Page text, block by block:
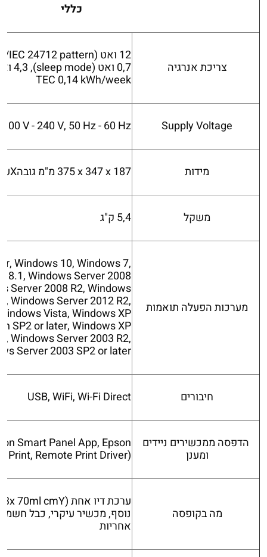
כללי
צריכת אנרגיה
TEC 0,14 kWh/week
Supply Voltage
V - 240 V, 50 Hz - 60 Hz
מידות 375‎ x 347 x 187 מ"מ גובהXעומקXרוחב
משקל 5,4 ק"ג
מערכות הפעלה תואמות
Windows 10, Windows 7,
8.1, Windows Server 2008
Server 2008 R2, Windows
Windows Server 2012 R2,
Vista, Windows XP
SP2 or later, Windows XP
Windows Server 2003 R2,
Server 2003 SP2 or later
חיבורים USB, WiFi, Wi-Fi Direct
הדפסה ממכשירים ניידים
ומענן
Smart Panel App, Epson
Print, Remote Print Driver)
מה בקופסה נוסף, מכשיר עיקרי, כבל
אחריות